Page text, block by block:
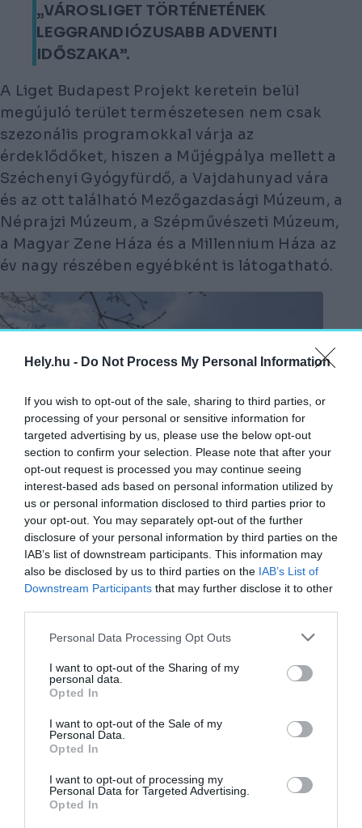
Hely.hu - Do Not Process My Personal Information
If you wish to opt-out of the sale, sharing to third parties, or
processing of your personal or sensitive information for
targeted advertising by us, please use the below opt-out
section to confirm your selection. Please note that after your
opt-out request is processed you may continue seeing
interest-based ads based on personal information utilized by
us or personal information disclosed to third parties prior to
your opt-out. You may separately opt-out of the further
disclosure of your personal information by third parties on the
IAB’s list of downstream participants. This information may
also be disclosed by us to third parties on the IAB’s List of
Downstream Participants that may further disclose it to other
Personal Data Processing Opt Outs
I want to opt-out of the Sharing of my
personal data.
Opted In
I want to opt-out of the Sale of my
Personal Data.
Opted In
I want to opt-out of processing my
Personal Data for Targeted Advertising.
Opted In
„VÁROSLIGET TÖRTÉNETÉNEK
LEGGRANDIÓZUSABB ADVENTI
IDŐSZAKA”.
A Liget Budapest Projekt keretein belül
megújuló terület természetesen nem csak
szezonális programokkal várja az
érdeklődőket, hiszen a Műjégpálya mellett a
Széchenyi Gyógyfürdő, a Vajdahunyad vára
és az ott található Mezőgazdasági Múzeum, a
Néprajzi Múzeum, a Szépművészeti Múzeum,
a Magyar Zene Háza és a Millennium Háza az
év nagy részében egyébként is látogatható.
November 24-étől látogatható
a Műjégpálya
Kifejezetten a karácsonyi időszakra